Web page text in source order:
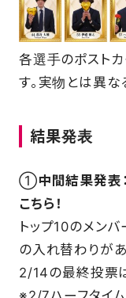
各選手のポスト
す。実物とは異な
結果発表
①中間結果発表
こちら！
トップ10のメン
の入れ替わりがあ
2/14の最終投票